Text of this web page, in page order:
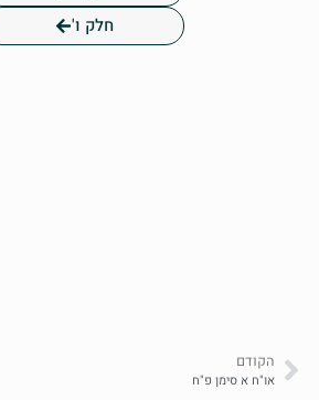
חלק ו'
הקודם
או"ח א סימן פ"ח